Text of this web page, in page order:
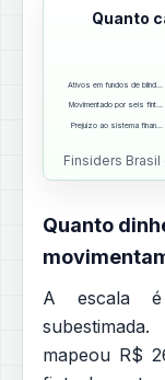
Quanto
Ativos em fundos de blind…
Movimentado por seis fint…
Prejuízo ao sistema finan…
Finsiders Brasil
Quanto
A escala
mapeou R$